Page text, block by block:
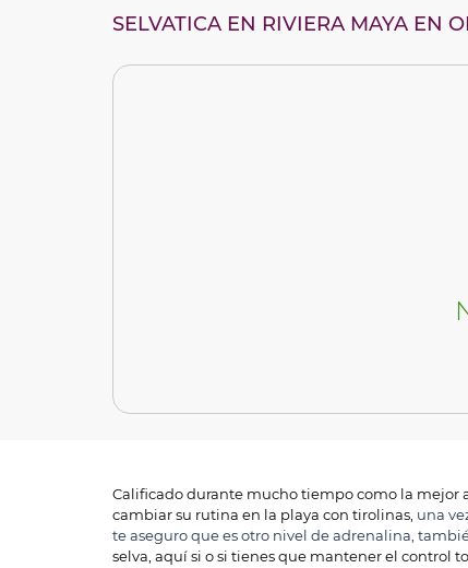
SELVATICA EN RIVIERA MAYA EN
Calificado durante mucho tiempo como la mejor
cambiar su rutina en la playa con tirolinas, una
te aseguro que es otro nivel de adrenalina,
selva, aquí si o si tienes que mantener el control